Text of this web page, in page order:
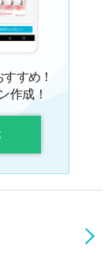
すめ！
作成！